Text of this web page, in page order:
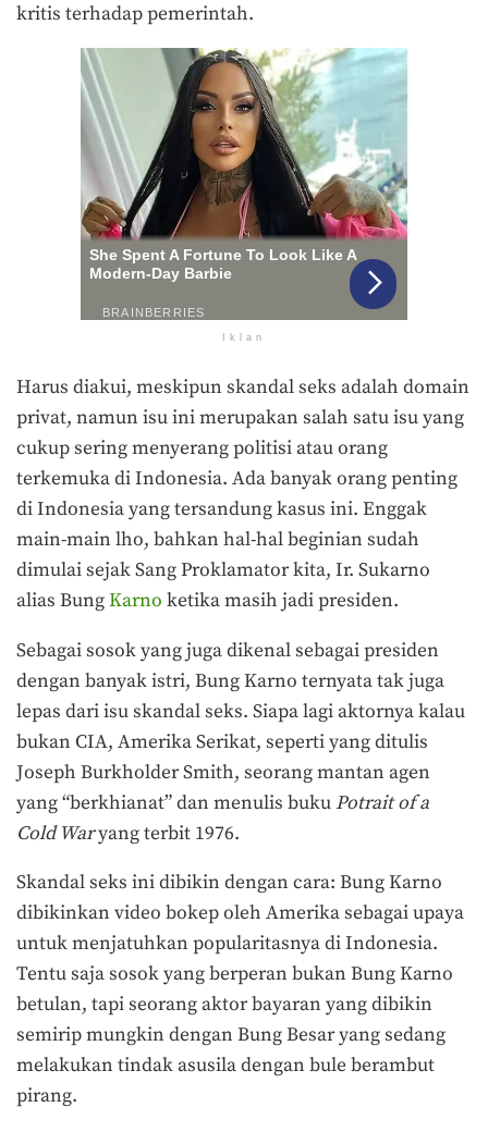
kritis terhadap pemerintah.
Iklan
Harus diakui, meskipun skandal seks adalah domain
privat, namun isu ini merupakan salah satu isu yang
cukup sering menyerang politisi atau orang
terkemuka di Indonesia. Ada banyak orang penting
di Indonesia yang tersandung kasus ini. Enggak
main-main lho, bahkan hal-hal beginian sudah
dimulai sejak Sang Proklamator kita, Ir. Sukarno
alias BungKarno ketika masih jadi presiden.
Sebagai sosok yang juga dikenal sebagai presiden
dengan banyak istri, Bung Karno ternyata tak juga
lepas dari isu skandal seks. Siapa lagi aktornya kalau
bukan CIA, Amerika Serikat, seperti yang ditulis
Joseph Burkholder Smith, seorang mantan agen
yang “berkhianat” dan menulis buku Potrait of a
Cold Waryang terbit 1976.
Skandal seks ini dibikin dengan cara: Bung Karno
dibikinkan video bokep oleh Amerika sebagai upaya
untuk menjatuhkan popularitasnya di Indonesia.
Tentu saja sosok yang berperan bukan Bung Karno
betulan, tapi seorang aktor bayaran yang dibikin
semirip mungkin dengan Bung Besar yang sedang
melakukan tindak asusila dengan bule berambut
pirang.